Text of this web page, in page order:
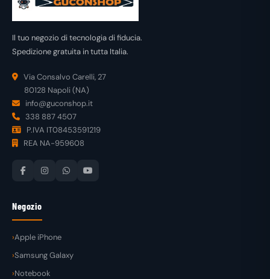
Il tuo negozio di tecnologia di fiducia.
Spedizione gratuita in tutta Italia.
Via Consalvo Carelli, 27
80128 Napoli (NA)
info@guconshop.it
338 887 4507
P.IVA IT08453591219
REA NA-959608
Negozio
Apple iPhone
Samsung Galaxy
Notebook